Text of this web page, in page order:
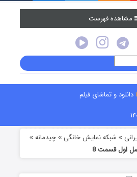
مشاهده فهرست
دانلود و تماشای فیلم
» شبکه نمایش خانگی »چیدمانه »
اول قسمت 8